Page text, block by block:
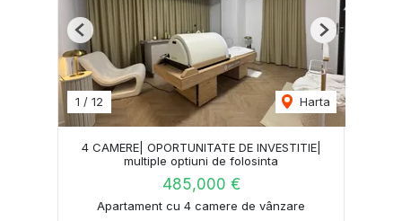
1 / 12 Harta
Previous Next
4 CAMERE| OPORTUNITATE DE INVESTITIE|
multiple optiuni de folosinta
485,000 €
Apartament cu 4 camere de vânzare